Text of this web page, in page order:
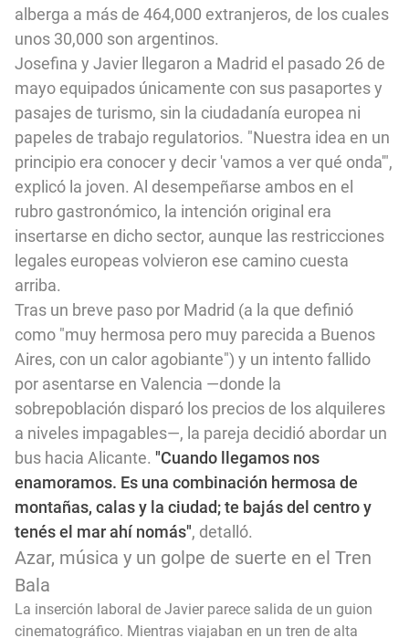
alberga a más de 464,000 extranjeros, de los cuales
unos 30,000 son argentinos.
Josefina y Javier llegaron a Madrid el pasado 26 de
mayo equipados únicamente con sus pasaportes y
pasajes de turismo, sin la ciudadanía europea ni
papeles de trabajo regulatorios. "Nuestra idea en un
principio era conocer y decir 'vamos a ver qué onda'",
explicó la joven. Al desempeñarse ambos en el
rubro gastronómico, la intención original era
insertarse en dicho sector, aunque las restricciones
legales europeas volvieron ese camino cuesta
arriba.
Tras un breve paso por Madrid (a la que definió
como "muy hermosa pero muy parecida a Buenos
Aires, con un calor agobiante") y un intento fallido
por asentarse en Valencia —donde la
sobrepoblación disparó los precios de los alquileres
a niveles impagables—, la pareja decidió abordar un
bus hacia Alicante. "Cuando llegamos nos
enamoramos. Es una combinación hermosa de
montañas, calas y la ciudad; te bajás del centro y
tenés el mar ahí nomás", detalló.
Azar, música y un golpe de suerte en el Tren
Bala
La inserción laboral de Javier parece salida de un guion
cinematográfico. Mientras viajaban en un tren de alta